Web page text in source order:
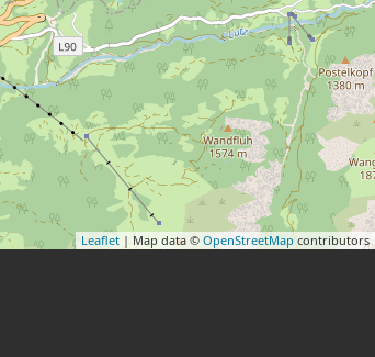
Leaflet | Map data © OpenStreetMap contributors